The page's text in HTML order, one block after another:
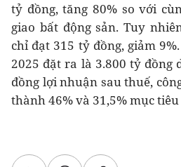
tỷ đồng, tăng 80% so với
giao bất động sản. Tuy
chỉ đạt 315 tỷ đồng, giảm
2025 đặt ra là 3.800 tỷ đồng
đồng lợi nhuận sau thuế,
thành 46% và 31,5% mục tiêu